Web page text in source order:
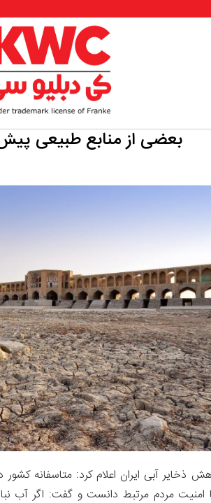
بعضی از منابع طبیعی
ذخایر آبی ایران اعلام کرد: متاسفانه
مردم مرتبط دانست و گفت: اگر آب